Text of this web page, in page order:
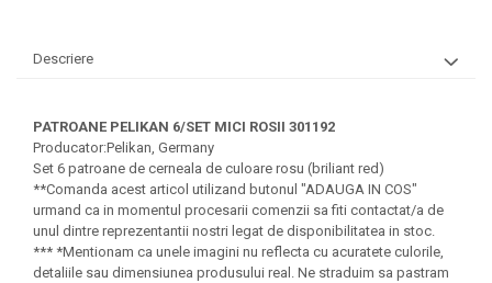
Stickere scolare
Plastilina, Planseta plastilina
Radiera
Socotitoare, Betisoare
Carti de Colorat pentru copii
Carti Educative
Bile/ Conuri/ Globuri din Polistiren
Casute Craciun
Coronite/ Inele polistiren
Costume/ Costumatii Craciun si
accesorii
Cutii, Sacose, Pungi, Ambalaje
Christmas
Margele din plastic/ sticla
Paiete, Strasuri si Pietricele
Perle
Snur, sarma, elastic, fir
Decoratiuni
Animale/ Insecte
Decoratiuni din Lemn
Descriere
PATROANE PELIKAN 6/SET MICI ROSII 301192
Producator:Pelikan, Germany
Set 6 patroane de cerneala de culoare rosu (briliant red)
**Comanda acest articol utilizand butonul "ADAUGA IN COS"
urmand ca in momentul procesarii comenzii sa fiti contactat/a de
unul dintre reprezentantii nostri legat de disponibilitatea in stoc.
*** *Mentionam ca unele imagini nu reflecta cu acuratete culorile,
detaliile sau dimensiunea produsului real. Ne straduim sa pastram